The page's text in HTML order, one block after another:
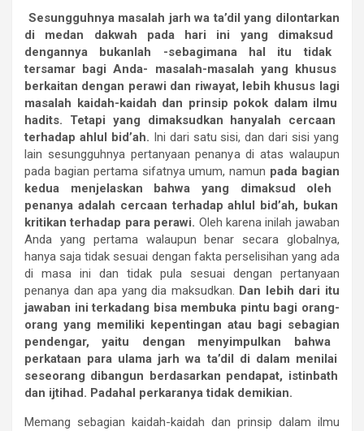
Sesungguhnyamasalah jarh wa ta’dil yang dilontarkan
di medan dakwah padahari ini yang dimaksud
dengannya bukanlah -sebagimanahal itu tidak
tersamar bagi Anda- masalah-masalah yang khusus
berkaitan dengan perawi dan riwayat, lebih khusus lagi
masalah kaidah-kaidah dan prinsip pokok dalam ilmu
hadits.
Tetapi yang dimaksudkan hanyalah cercaan
terhadap ahlul bid’ah. Ini dari satu sisi, dan dari sisi yang
lain sesungguhnya pertanyaan penanya di atas walaupun
pada bagian pertama sifatnya umum, namun pada bagian
kedua menjelaskan bahwa yang dimaksud oleh
penanya adalah cercaan terhadap ahlul bid’ah, bukan
kritikan terhadap paraperawi. Oleh karena inilah jawaban
Anda yang pertama walaupun benar secara globalnya,
hanya saja tidak sesuai dengan fakta perselisihan yang ada
di masa ini dan tidak pula sesuai dengan pertanyaan
penanya dan apa yang dia maksudkan. Dan lebih dari itu
jawaban ini terkadang bisamembuka pintu bagi orang-
orang yang memiliki kepentingan atau bagi sebagian
pendengar, yaitu dengan menyimpulkan bahwa
perkataan para ulama jarh wa ta’dil di dalam menilai
seseorang dibangun berdasarkan pendapat, istinbath
dan ijtihad. Padahal perkaranyatidak demikian.
Memang sebagian kaidah-kaidah dan prinsip dalam ilmu